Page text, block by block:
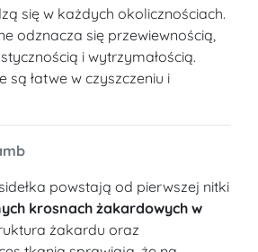
się w każdych okolicznościach.
odznacza się przewiewnością,
i wytrzymałością.
są łatwe w czyszczeniu i
powstają od pierwszej nitki
krosnach żakardowych w
żakardu oraz